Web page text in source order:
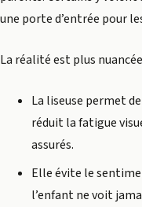
une porte d’entrée pour
La réalité est plus
La liseuse permet de
réduit la fatigue
assurés.
Elle évite le
l’enfant ne voit